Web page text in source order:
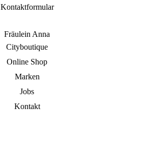
Kontaktformular
Fräulein Anna
Cityboutique
Online Shop
Marken
Jobs
Kontakt